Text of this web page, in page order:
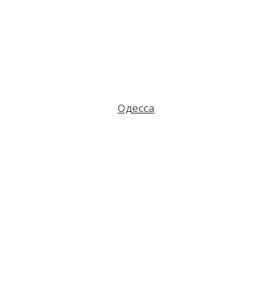
Одесса